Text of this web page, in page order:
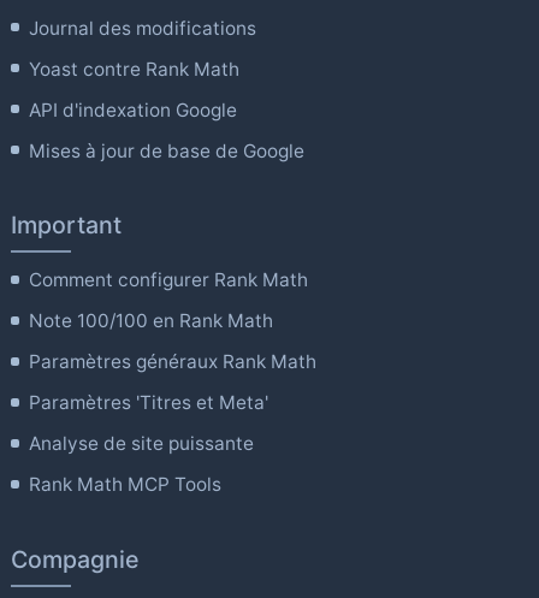
Journal des modifications
Yoast contre Rank Math
API d'indexation Google
Mises à jour de base de Google
Important
Comment configurer Rank Math
Note 100/100 en Rank Math
Paramètres généraux Rank Math
Paramètres 'Titres et Meta'
Analyse de site puissante
Rank Math MCP Tools
Compagnie